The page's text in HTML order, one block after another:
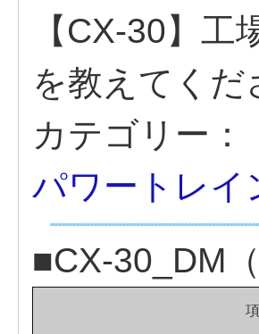
【CX-30】
を教えてくだ
カテゴリー：
パワートレイ
■CX-30_DM